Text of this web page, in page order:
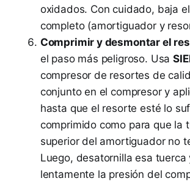
oxidados. Con cuidado, baja
completo (amortiguador y
Comprimir y desmontar el
el paso más peligroso. Usa
compresor de resortes de
conjunto en el compresor y
hasta que el resorte esté lo
comprimido como para que la
superior del amortiguador no
Luego, desatornilla esa tuerca
lentamente la presión del